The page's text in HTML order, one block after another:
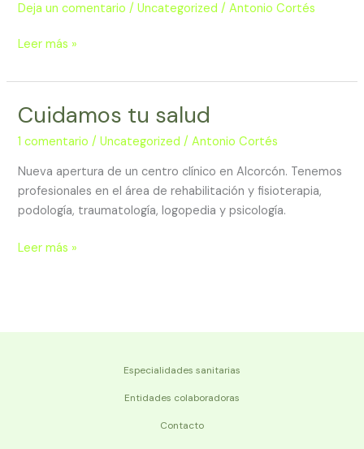
Deja un comentario /Uncategorized /Antonio Cortés
Leer más »
Cuidamos tu salud
1 comentario /Uncategorized /Antonio Cortés
Nueva apertura de un centro clínico en Alcorcón. Tenemos
profesionales en el área de rehabilitación y fisioterapia,
podología, traumatología, logopedia y psicología.
Cuidamos
salud
Leer más »
Especialidades sanitarias
Entidades colaboradoras
Contacto